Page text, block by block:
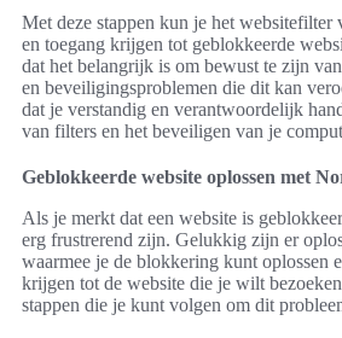
Met deze stappen kun je het websitefilter
en toegang krijgen tot geblokkeerde
dat het belangrijk is om bewust te zijn
en beveiligingsproblemen die dit kan
dat je verstandig en verantwoordelijk
van filters en het beveiligen van je
Geblokkeerde website oplossen met
Als je merkt dat een website is
erg frustrerend zijn. Gelukkig zijn er
waarmee je de blokkering kunt oplossen
krijgen tot de website die je wilt
stappen die je kunt volgen om dit